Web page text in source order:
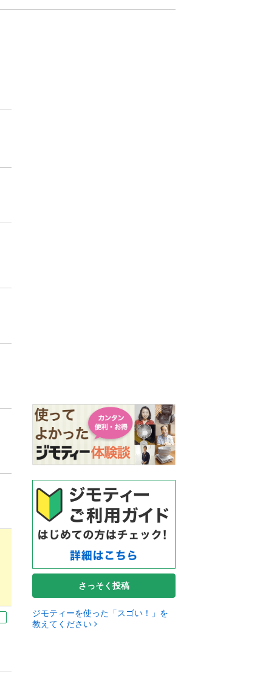
さっそく投稿
ジモティーを使った「スゴい！」を
教えてください